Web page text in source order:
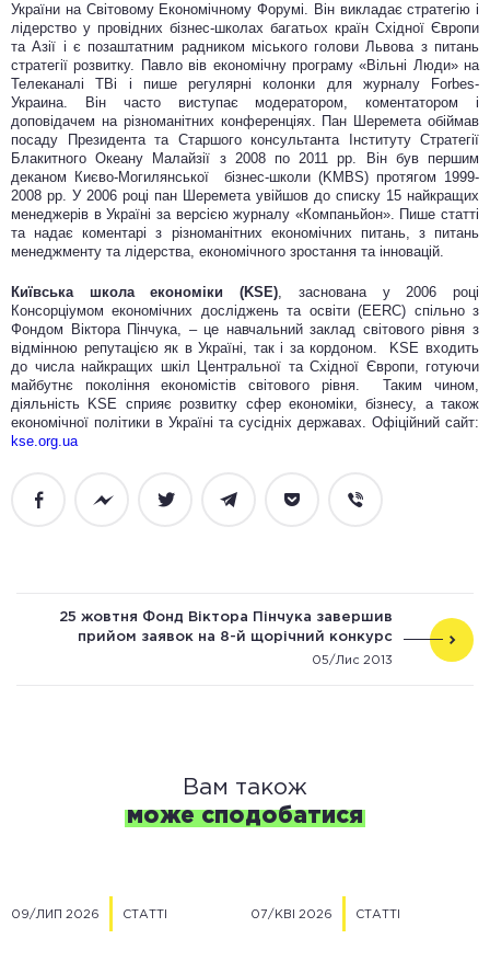
України на Світовому Економічному Форумі. Він викладає стратегію і
лідерство у провідних бізнес-школах багатьох країн Східної Європи
та Азії і є позаштатним радником міського голови Львова з питань
стратегії розвитку. Павло вів економічну програму «Вільні Люди» на
Телеканалі ТВі і пише регулярні колонки для журналу Forbes-
Украина. Він часто виступає модератором, коментатором і
доповідачем на різноманітних конференціях. Пан Шеремета обіймав
посаду Президента та Старшого консультанта Інституту Стратегії
Блакитного Океану Малайзії з 2008 по 2011 рр. Він був першим
деканом Києво-Могилянської бізнес-школи (KMBS) протягом 1999-
2008 рр. У 2006 році пан Шеремета увійшов до списку 15 найкращих
менеджерів в Україні за версією журналу «Компаньйон». Пише статті
та надає коментарі з різноманітних економічних питань, з питань
менеджменту та лідерства, економічного зростання та інновацій.
Київська школа економіки (KSE), заснована у 2006 році
Консорціумом економічних досліджень та освіти (EERC) спільно з
Фондом Віктора Пінчука, – це навчальний заклад світового рівня з
відмінною репутацією як в Україні, так і за кордоном. KSE входить
до числа найкращих шкіл Центральної та Східної Європи, готуючи
майбутнє покоління економістів світового рівня. Таким чином,
діяльність KSE сприяє розвитку сфер економіки, бізнесу, а також
економічної політики в Україні та сусідніх державах. Офіційний сайт:
kse.org.ua
FacebookMessengerTwitter TelegramPocket Viber
25 жовтня Фонд Віктора Пінчука завершив
прийом заявок на 8-й щорічний конкурс
стипендіальної програми «Завтра.UA»
05/Лис 2013
Вам також
може сподобатися
09/ЛИП 2026 СТАТТІ 07/КВІ 2026 СТАТТІ